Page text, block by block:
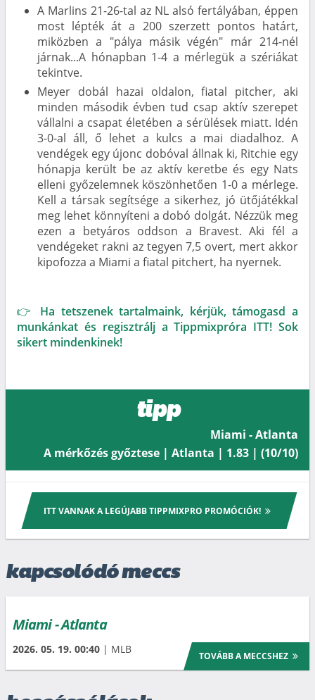
A Marlins 21-26-tal az NL alsó fertályában, éppen
most lépték át a 200 szerzett pontos határt,
miközben a "pálya másik végén" már 214-nél
járnak...A hónapban 1-4 a mérlegük a szériákat
tekintve.
Meyer dobál hazai oldalon, fiatal pitcher, aki
minden második évben tud csap aktív szerepet
vállalni a csapat életében a sérülések miatt. Idén
3-0-al áll, ő lehet a kulcs a mai diadalhoz. A
vendégek egy újonc dobóval állnak ki, Ritchie egy
hónapja került be az aktív keretbe és egy Nats
elleni győzelemnek köszönhetően 1-0 a mérlege.
Kell a társak segítsége a sikerhez, jó ütőjátékkal
meg lehet könnyíteni a dobó dolgát. Nézzük meg
ezen a betyáros oddson a Bravest. Aki fél a
vendégeket rakni az tegyen 7,5 overt, mert akkor
kipofozza a Miami a fiatal pitchert, ha nyernek.
👉 Ha tetszenek tartalmaink, kérjük, támogasd a
munkánkat és regisztrálj a Tippmixpróra ITT! Sok
sikert mindenkinek!
tipp
Miami - Atlanta
A mérkőzés győztese | Atlanta | 1.83 | (10/10)
ITT VANNAK A LEGÚJABB TIPPMIXPRO PROMÓCIÓK!
kapcsolódó meccs
Miami - Atlanta
2026. 05. 19. 00:40 | MLB
TOVÁBB A MECCSHEZ